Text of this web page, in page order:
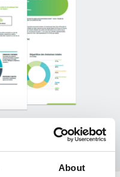
About